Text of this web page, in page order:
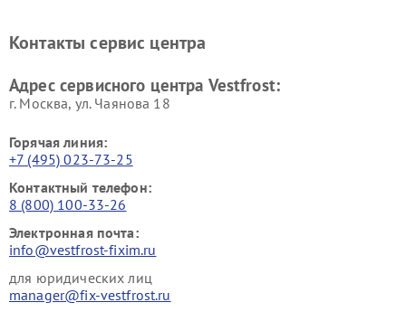
Vestfrost
Контакты сервис центра
Адрес сервисного центра Vestfrost:
г. Москва, ул. Чаянова 18
Горячая линия:
+7 (495) 023-73-25
Контактный телефон:
8 (800) 100-33-26
Электронная почта:
info@vestfrost-fixim.ru
для юридических лиц
manager@fix-vestfrost.ru